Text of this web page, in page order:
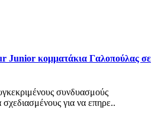
Junior κομματάκια Γαλοπούλας σε
συνδυασμούς
για να επηρε..